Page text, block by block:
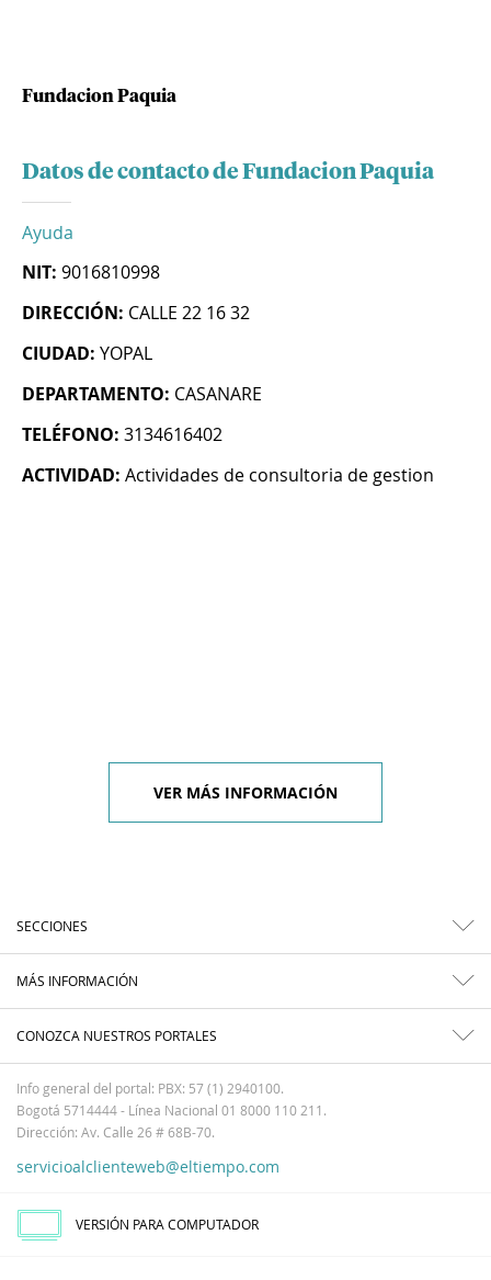
Fundacion Paquia
Datos de contacto de Fundacion Paquia
Ayuda
NIT: 9016810998
DIRECCIÓN: CALLE 22 16 32
CIUDAD: YOPAL
DEPARTAMENTO: CASANARE
TELÉFONO: 3134616402
ACTIVIDAD: Actividades de consultoria de gestion
VER MÁS INFORMACIÓN
SECCIONES
MÁS INFORMACIÓN
CONOZCA NUESTROS PORTALES
Info general del portal: PBX: 57 (1) 2940100.
Bogotá 5714444 - Línea Nacional 01 8000 110 211.
Dirección: Av. Calle 26 # 68B-70.
servicioalclienteweb@eltiempo.com
VERSIÓN PARA COMPUTADOR